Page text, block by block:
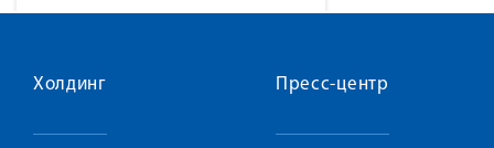
Холдинг Пресс-центр